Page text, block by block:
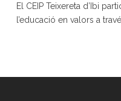
El CEIP Teixereta d’Ibi
l’educació en valors a